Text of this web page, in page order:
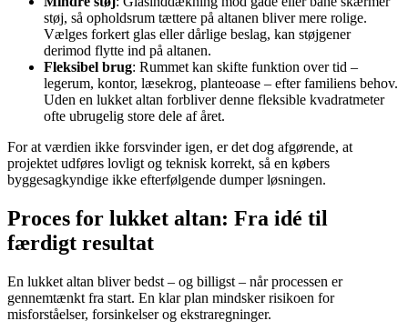
støj, så opholdsrum tættere på altanen bliver mere rolige.
Vælges forkert glas eller dårlige beslag, kan støjgener
derimod flytte ind på altanen.
Fleksibel brug: Rummet kan skifte funktion over tid –
legerum, kontor, læsekrog, planteoase – efter familiens behov.
Uden en lukket altan forbliver denne fleksible kvadratmeter
ofte ubrugelig store dele af året.
For at værdien ikke forsvinder igen, er det dog afgørende, at
projektet udføres lovligt og teknisk korrekt, så en købers
byggesagkyndige ikke efterfølgende dumper løsningen.
Proces for lukket altan: Fra idé til
færdigt resultat
En lukket altan bliver bedst – og billigst – når processen er
gennemtænkt fra start. En klar plan mindsker risikoen for
misforståelser, forsinkelser og ekstraregninger.